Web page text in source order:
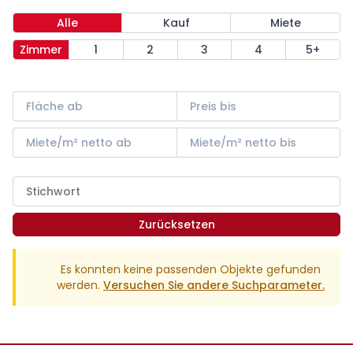
Alle Kauf
Miete
Zimmer
1 2 3 4 5+
Zurücksetzen
Es konnten keine passenden Objekte gefunden
werden. Versuchen Sie andere Suchparameter.